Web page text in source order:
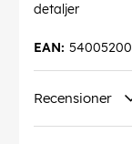
detaljer
EAN:
Recensioner